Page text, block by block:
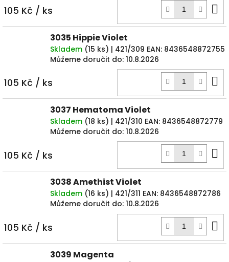
105 Kč / ks
3035 Hippie Violet
Skladem (15 ks) | 421/309 EAN: 8436548872755
Můžeme doručit do: 10.8.2026
105 Kč / ks
3037 Hematoma Violet
Skladem (18 ks) | 421/310 EAN: 8436548872779
Můžeme doručit do: 10.8.2026
105 Kč / ks
3038 Amethist Violet
Skladem (16 ks) | 421/311 EAN: 8436548872786
Můžeme doručit do: 10.8.2026
105 Kč / ks
3039 Magenta